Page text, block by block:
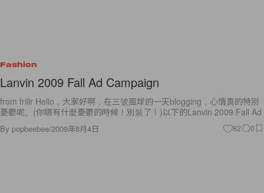
Fashion
Lanvin 2009 Fall Ad Campaign
from frillr Hello，大家好啊，在三號風球的一天blogging，心情真的特別
憂鬱呢。(你哪有什麼憂鬱的時候！別裝了！)以下的Lanvin 2009 Fall Ad
By popbeebee/2009年8月4日 82 0